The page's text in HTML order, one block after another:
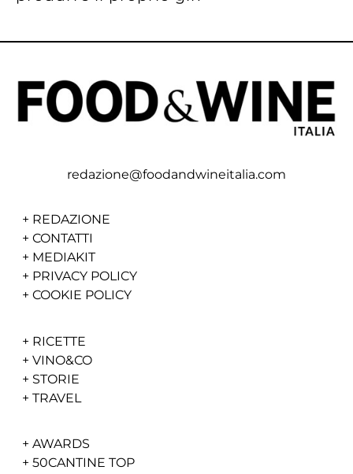
redazione@foodandwineitalia.com
+ REDAZIONE
+ CONTATTI
+ MEDIAKIT
+ PRIVACY POLICY
+ COOKIE POLICY
+ RICETTE
+ VINO&CO
+ STORIE
+ TRAVEL
+ AWARDS
+ 50CANTINE TOP